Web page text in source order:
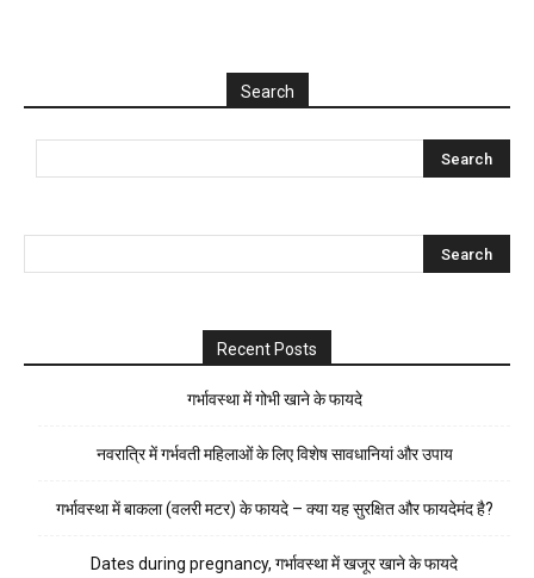
Search
Recent Posts
गर्भावस्था में गोभी खाने के फायदे
नवरात्रि में गर्भवती महिलाओं के लिए विशेष सावधानियां और उपाय
गर्भावस्था में बाकला (वलरी मटर) के फायदे – क्या यह सुरक्षित और फायदेमंद है?
Dates during pregnancy, गर्भावस्था में खजूर खाने के फायदे